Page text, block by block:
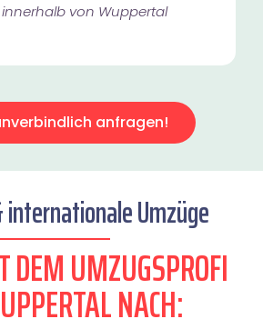
von Wuppertal​
anfragen!
Umzüge
UMZUGSPROFI
NACH: